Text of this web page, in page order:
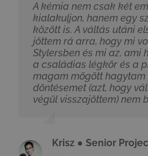
A kémia nem csak két
kialakuljon, hanem egy
között is. A váltás utáni
jöttem rá arra, hogy mi
Stylersben és mi az, ami
a családias légkör és a
magam mögött hagytam
döntésemet (azt, hogy
végül visszajöttem) nem
Krisz ● Senior